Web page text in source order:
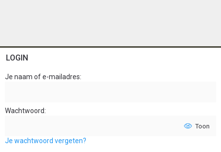
LOGIN
Je naam of e-mailadres
Wachtwoord
Toon
Je wachtwoord vergeten?